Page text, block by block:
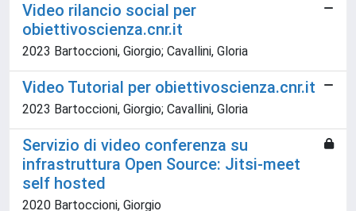
Video rilancio social per
obiettivoscienza.cnr.it
2023 Bartoccioni, Giorgio; Cavallini, Gloria
Video Tutorial per obiettivoscienza.cnr.it
2023 Bartoccioni, Giorgio; Cavallini, Gloria
Servizio di video conferenza su
infrastruttura Open Source: Jitsi-meet
self hosted
2020 Bartoccioni, Giorgio